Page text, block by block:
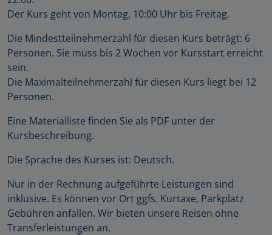
Der Kurs geht von Montag, 10:00 Uhr bis Freitag.
Die Mindestteilnehmerzahl für diesen Kurs beträgt: 6
Personen. Sie muss bis 2 Wochen vor Kursstart erreicht
sein.
Die Maximalteilnehmerzahl für diesen Kurs liegt bei 12
Personen.
Eine Materialliste finden Sie als PDF unter der
Kursbeschreibung.
Die Sprache des Kurses ist: Deutsch.
Nur in der Rechnung aufgeführte Leistungen sind
inklusive. Es können vor Ort ggfs. Kurtaxe, Parkplatz
Gebühren anfallen. Wir bieten unsere Reisen ohne
Transferleistungen an.